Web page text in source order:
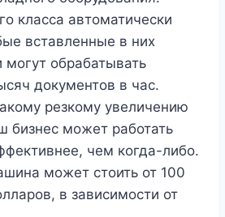
класса автоматически
вставленные в них
обрабатывать
документов в час.
резкому увеличению
бизнес может работать
чем когда-либо.
может стоить от 100
в зависимости от